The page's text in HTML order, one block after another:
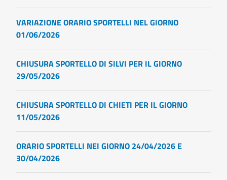
VARIAZIONE ORARIO SPORTELLI NEL GIORNO
01/06/2026
CHIUSURA SPORTELLO DI SILVI PER IL GIORNO
29/05/2026
CHIUSURA SPORTELLO DI CHIETI PER IL GIORNO
11/05/2026
ORARIO SPORTELLI NEI GIORNO 24/04/2026 E
30/04/2026